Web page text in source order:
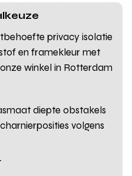
privacy isolatie
en framekleur met
winkel in Rotterdam
diepte obstakels
volgens